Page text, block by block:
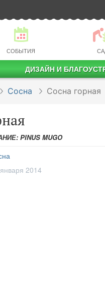
СОБЫТИЯ
ДИЗАЙН И
Сосна Сосна горная
PINUS MUGO
2014